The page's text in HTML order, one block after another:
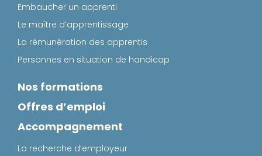
Embaucher un apprenti
Le maître d’apprentissage
La rémunération des apprentis
Personnes en situation de handicap
Nos formations
Offres d’emploi
Accompagnement
La recherche d’employeur